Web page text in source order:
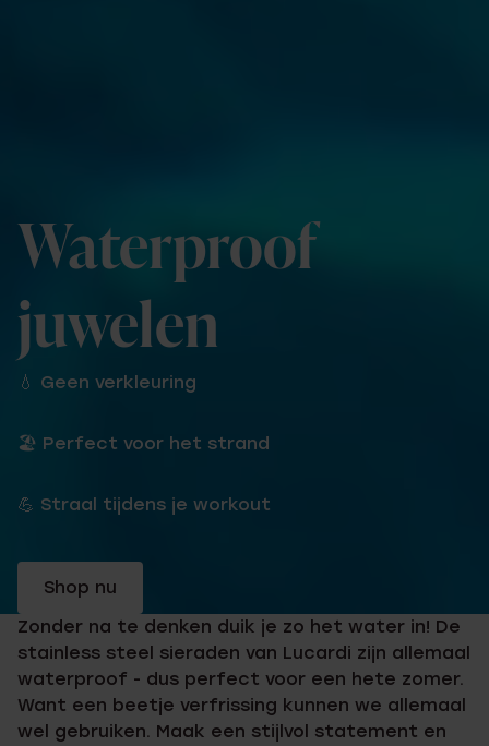
Waterproof
juwelen
💧 Geen verkleuring
🏖 Perfect voor het strand
💪 Straal tijdens je workout
Shop nu
Zonder na te denken duik je zo het water in! De
stainless steel sieraden van Lucardi zijn allemaal
waterproof - dus perfect voor een hete zomer.
Want een beetje verfrissing kunnen we allemaal
wel gebruiken. Maak een stijlvol statement en